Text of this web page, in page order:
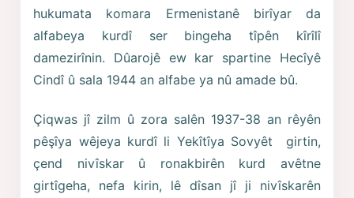
hukumata komara Ermenistanê birîyar da
alfabeya kurdî ser bingeha tîpên kîrîlî
damezirînin. Dûarojê ew kar spartine Hecîyê
Cindî û sala 1944 an alfabe ya nû amade bû.
Çiqwas jî zilm û zora salên 1937-38 an rêyên
pêşîya wêjeya kurdî li Yekîtîya Sovyêt girtin,
çend nivîskar û ronakbirên kurd avêtne
girtîgeha, nefa kirin, lê dîsan jî ji nivîskarên